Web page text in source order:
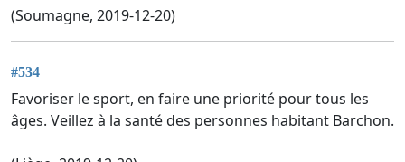
(Soumagne, 2019-12-20)
#534
Favoriser le sport, en faire une priorité pour tous les
âges. Veillez à la santé des personnes habitant Barchon.